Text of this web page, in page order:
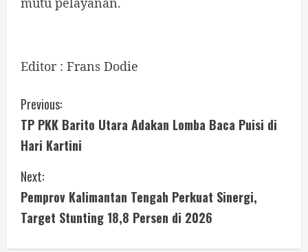
Editor : Frans Dodie
Previous:
TP PKK Barito Utara Adakan Lomba Baca Puisi di
Hari Kartini
Next:
Pemprov Kalimantan Tengah Perkuat Sinergi,
Target Stunting 18,8 Persen di 2026